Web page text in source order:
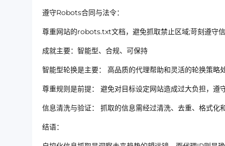
遵守Robots合同与法令：
尊重网站的robots.txt文档，避免抓取禁止区域;苛刻遵守
成就主要：智能型、合规、可保持
智能型轮换是主要： 高品质的代理帮助和灵活的轮换策略
尊重规则是前提： 避免对目标设定网站造成过大负担，
信息清洗与验证： 抓取的信息需经过清洗、去重、格式化
结语：